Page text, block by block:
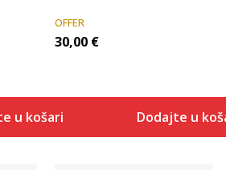
u košaricu
OFFER
30,00 €
Dodajte u